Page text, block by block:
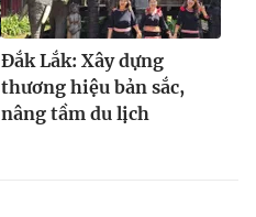
Đắk Lắk: Xây dựng
thương hiệu bản sắc,
nâng tầm du lịch